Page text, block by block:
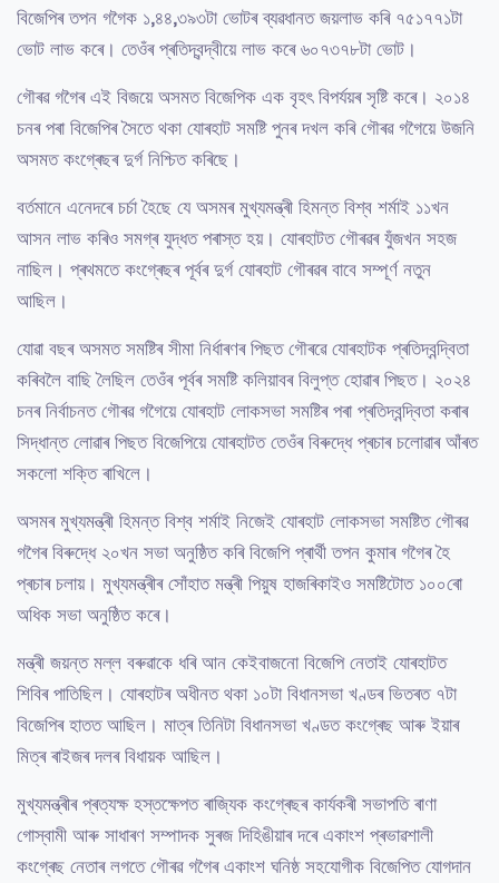
বিজেপিৰ তপন গগৈক ১,৪৪,৩৯৩টা ভোটৰ ব্যৱধানত জয়লাভ কৰি ৭৫১৭৭১টা
ভোট লাভ কৰে। তেওঁৰ প্ৰতিদ্বন্দ্বীয়ে লাভ কৰে ৬০৭৩৭৮টা ভোট।
গৌৰৱ গগৈৰ এই বিজয়ে অসমত বিজেপিক এক বৃহৎ বিপৰ্যয়ৰ সৃষ্টি কৰে। ২০১৪
চনৰ পৰা বিজেপিৰ সৈতে থকা যোৰহাট সমষ্টি পুনৰ দখল কৰি গৌৰৱ গগৈয়ে উজনি
অসমত কংগ্ৰেছৰ দুৰ্গ নিশ্চিত কৰিছে।
বৰ্তমানে এনেদৰে চৰ্চা হৈছে যে অসমৰ মুখ্যমন্ত্ৰী হিমন্ত বিশ্ব শৰ্মাই ১১খন
আসন লাভ কৰিও সমগ্ৰ যুদ্ধত পৰাস্ত হয়। যোৰহাটত গৌৰৱৰ যুঁজখন সহজ
নাছিল। প্ৰথমতে কংগ্ৰেছৰ পূৰ্বৰ দুৰ্গ যোৰহাট গৌৰৱৰ বাবে সম্পূৰ্ণ নতুন
আছিল।
যোৱা বছৰ অসমত সমষ্টিৰ সীমা নিৰ্ধাৰণৰ পিছত গৌৰৱে যোৰহাটক প্ৰতিদ্বন্দ্বিতা
কৰিবলৈ বাছি লৈছিল তেওঁৰ পূৰ্বৰ সমষ্টি কলিয়াবৰ বিলুপ্ত হোৱাৰ পিছত। ২০২৪
চনৰ নিৰ্বাচনত গৌৰৱ গগৈয়ে যোৰহাট লোকসভা সমষ্টিৰ পৰা প্ৰতিদ্বন্দ্বিতা কৰাৰ
সিদ্ধান্ত লোৱাৰ পিছত বিজেপিয়ে যোৰহাটত তেওঁৰ বিৰুদ্ধে প্ৰচাৰ চলোৱাৰ আঁৰত
সকলো শক্তি ৰাখিলে।
অসমৰ মুখ্যমন্ত্ৰী হিমন্ত বিশ্ব শৰ্মাই নিজেই যোৰহাট লোকসভা সমষ্টিত গৌৰৱ
গগৈৰ বিৰুদ্ধে ২০খন সভা অনুষ্ঠিত কৰি বিজেপি প্ৰাৰ্থী তপন কুমাৰ গগৈৰ হৈ
প্ৰচাৰ চলায়। মুখ্যমন্ত্ৰীৰ সোঁহাত মন্ত্ৰী পিয়ুষ হাজৰিকাইও সমষ্টিটোত ১০০ৰো
অধিক সভা অনুষ্ঠিত কৰে।
মন্ত্ৰী জয়ন্ত মল্ল বৰুৱাকে ধৰি আন কেইবাজনো বিজেপি নেতাই যোৰহাটত
শিবিৰ পাতিছিল। যোৰহাটৰ অধীনত থকা ১০টা বিধানসভা খণ্ডৰ ভিতৰত ৭টা
বিজেপিৰ হাতত আছিল। মাত্ৰ তিনিটা বিধানসভা খণ্ডত কংগ্ৰেছ আৰু ইয়াৰ
মিত্ৰ ৰাইজৰ দলৰ বিধায়ক আছিল।
মুখ্যমন্ত্ৰীৰ প্ৰত্যক্ষ হস্তক্ষেপত ৰাজ্যিক কংগ্ৰেছৰ কাৰ্যকৰী সভাপতি ৰাণা
গোস্বামী আৰু সাধাৰণ সম্পাদক সুৰজ দিহিঙীয়াৰ দৰে একাংশ প্ৰভাৱশালী
কংগ্ৰেছ নেতাৰ লগতে গৌৰৱ গগৈৰ একাংশ ঘনিষ্ঠ সহযোগীক বিজেপিত যোগদান